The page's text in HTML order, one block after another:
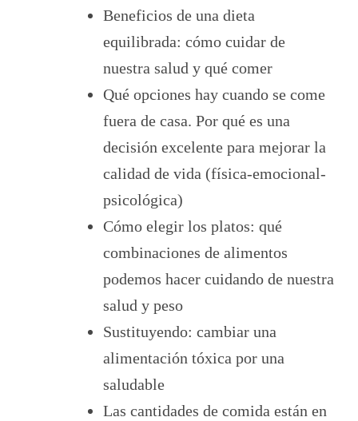
Beneficios de una dieta
equilibrada: cómo cuidar de
nuestra salud y qué comer
Qué opciones hay cuando se come
fuera de casa. Por qué es una
decisión excelente para mejorar la
calidad de vida (física-emocional-
psicológica)
Cómo elegir los platos: qué
combinaciones de alimentos
podemos hacer cuidando de nuestra
salud y peso
Sustituyendo: cambiar una
alimentación tóxica por una
saludable
Las cantidades de comida están en